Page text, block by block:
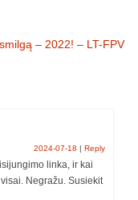
(2016-3)
1)
– 2022! – LT-FPV
2024-07-18 | Reply
linka, ir kai
Negražu. Susiekit